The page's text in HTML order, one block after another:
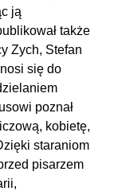
ją
także
Zych, Stefan
się do
poznał
kobietę,
staraniom
pisarzem